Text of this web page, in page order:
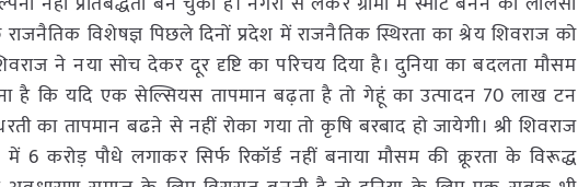
विशेषज्ञ पिछले दिनों प्रदेश में राजनैतिक स्थिरता का श्रेय शिवराज को
ने नया सोच देकर दूर दृष्टि का परिचय दिया है। दुनिया का बदलता मौसम
है कि यदि एक सेल्सियस तापमान बढ़ता है तो गेहूं का उत्पादन 70 लाख टन
का तापमान बढऩे से नहीं रोका गया तो कृषि बरबाद हो जायेगी। श्री शिवराज
6 करोड़ पौधे लगाकर सिर्फ रिकॉर्ड नहीं बनाया मौसम की क्रूरता के विरूद्ध